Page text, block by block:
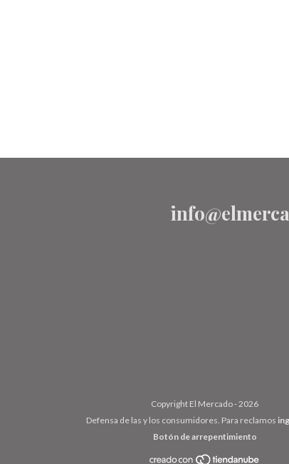
Copyright El Mercado - 2026
Defensa de las y los consumidores. Para reclamos
Botón de arrepentimiento